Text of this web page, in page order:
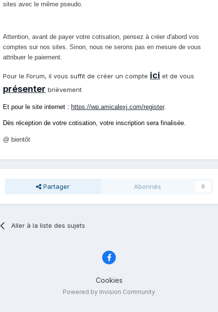
sites avec le même pseudo.
Attention, avant de payer votre cotisation, pensez à créer d'abord vos
comptes sur nos sites. Sinon, nous ne serons pas en mesure de vous
attribuer le paiement.
Pour le Forum, il vous suffit de créer un compte ici et de vous
présenter brièvement
Et pour le site internet : https://wp.amicalexj.com/register.
Dès réception de votre cotisation, votre inscription sera finalisée.
@ bientôt
Partager Abonnés 0
Aller à la liste des sujets
Cookies
Powered by Invision Community